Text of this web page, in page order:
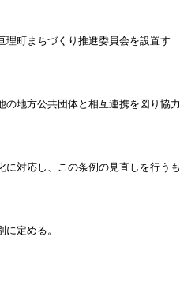
町まちづくり推進委員会を設置す
地方公共団体と相互連携を図り協力
対応し、この条例の見直しを行うも
定める。